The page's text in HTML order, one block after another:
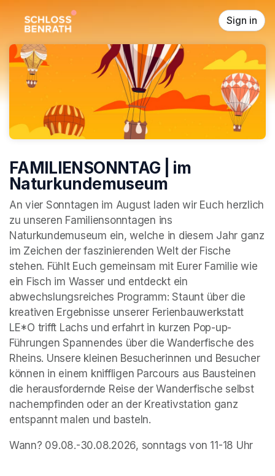
Sign in
FAMILIENSONNTAG | im
Naturkundemuseum
An vier Sonntagen im August laden wir Euch herzlich
zu unseren Familiensonntagen ins
Naturkundemuseum ein, welche in diesem Jahr ganz
im Zeichen der faszinierenden Welt der Fische
stehen. Fühlt Euch gemeinsam mit Eurer Familie wie
ein Fisch im Wasser und entdeckt ein
abwechslungsreiches Programm: Staunt über die
kreativen Ergebnisse unserer Ferienbauwerkstatt
LE*O trifft Lachs und erfahrt in kurzen Pop-up-
Führungen Spannendes über die Wanderfische des
Rheins. Unsere kleinen Besucherinnen und Besucher
können in einem kniffligen Parcours aus Bausteinen
die herausfordernde Reise der Wanderfische selbst
nachempfinden oder an der Kreativstation ganz
entspannt malen und basteln.
Wann? 09.08.-30.08.2026, sonntags von 11-18 Uhr